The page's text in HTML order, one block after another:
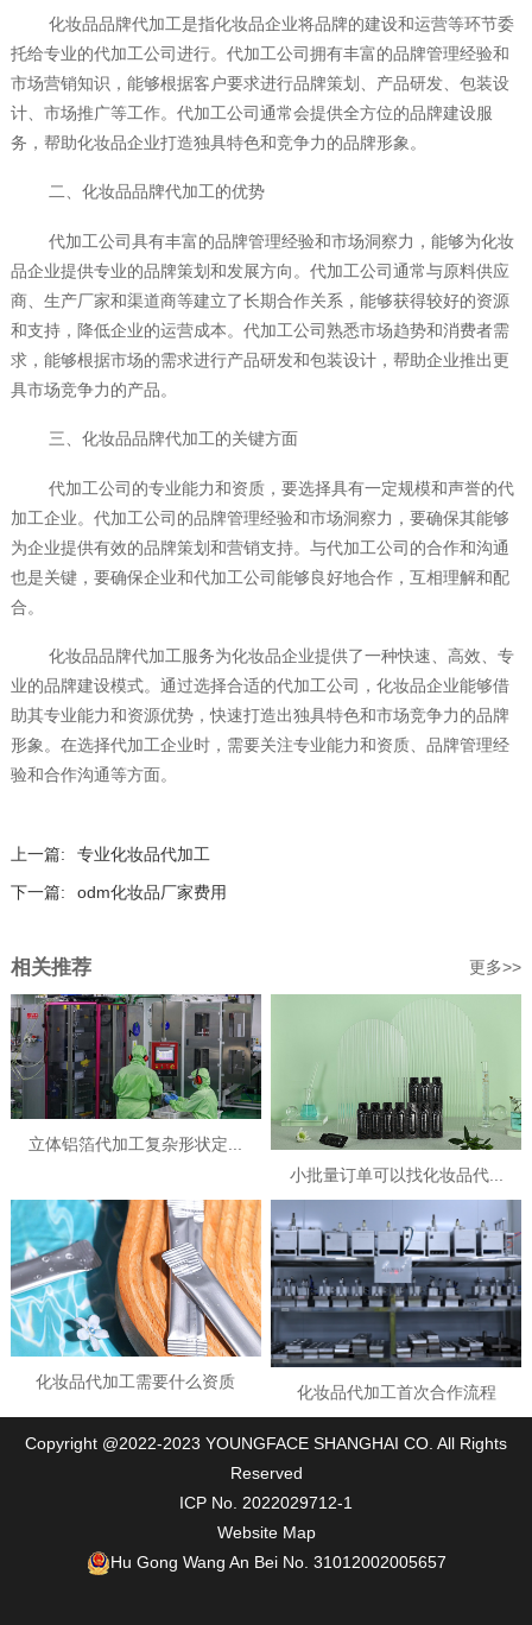
化妆品品牌代加工是指化妆品企业将品牌的建设和运营等环节委
托给专业的代加工公司进行。代加工公司拥有丰富的品牌管理经验和
市场营销知识，能够根据客户要求进行品牌策划、产品研发、包装设
计、市场推广等工作。代加工公司通常会提供全方位的品牌建设服
务，帮助化妆品企业打造独具特色和竞争力的品牌形象。
二、化妆品品牌代加工的优势
代加工公司具有丰富的品牌管理经验和市场洞察力，能够为化妆
品企业提供专业的品牌策划和发展方向。代加工公司通常与原料供应
商、生产厂家和渠道商等建立了长期合作关系，能够获得较好的资源
和支持，降低企业的运营成本。代加工公司熟悉市场趋势和消费者需
求，能够根据市场的需求进行产品研发和包装设计，帮助企业推出更
具市场竞争力的产品。
三、化妆品品牌代加工的关键方面
代加工公司的专业能力和资质，要选择具有一定规模和声誉的代
加工企业。代加工公司的品牌管理经验和市场洞察力，要确保其能够
为企业提供有效的品牌策划和营销支持。与代加工公司的合作和沟通
也是关键，要确保企业和代加工公司能够良好地合作，互相理解和配
合。
化妆品品牌代加工服务为化妆品企业提供了一种快速、高效、专
业的品牌建设模式。通过选择合适的代加工公司，化妆品企业能够借
助其专业能力和资源优势，快速打造出独具特色和市场竞争力的品牌
形象。在选择代加工企业时，需要关注专业能力和资质、品牌管理经
验和合作沟通等方面。
上一篇:
专业化妆品代加工
下一篇:
odm化妆品厂家费用
相关推荐 更多>>
立体铝箔代加工复杂形状定...
小批量订单可以找化妆品代...
化妆品代加工需要什么资质
化妆品代加工首次合作流程
Copyright @2022-2023 YOUNGFACE SHANGHAI CO. All Rights
Reserved
ICP No. 2022029712-1
Website Map
Hu Gong Wang An Bei No. 31012002005657